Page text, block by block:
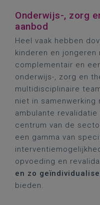
Onderwijs-, zorg
aanbod
Heel vaak hebben
kinderen en jongeren
complementair en
onderwijs-, zorg en
multidisciplinaire
niet in
ambulante
centrum van de
een gamma van
opvoeding en
en zo
bieden.